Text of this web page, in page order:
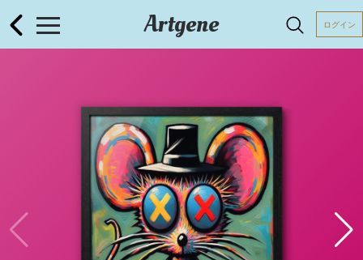
Artgene ログイン